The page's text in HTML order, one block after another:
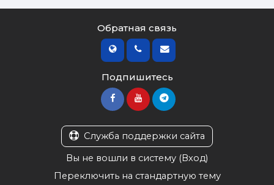
Обратная связь
Подпишитесь
Служба поддержки сайта
Вы не вошли в систему (Вход)
Переключить на стандартную тему